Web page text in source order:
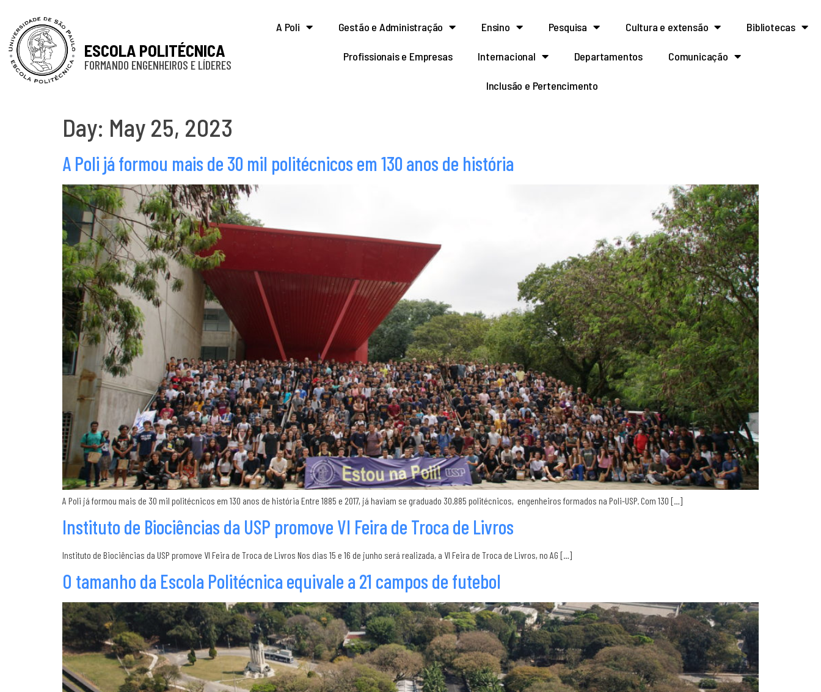
ESCOLA POLITÉCNICA
FORMANDO ENGENHEIROS E LÍDERES
A Poli Gestão e Administração Ensino Pesquisa Cultura e extensão Bibliotecas
Profissionais e Empresas Internacional Departamentos Comunicação
Inclusão e Pertencimento
Day: May 25, 2023
A Poli já formou mais de 30 mil politécnicos em 130 anos de história
A Poli já formou mais de 30 mil politécnicos em 130 anos de história Entre 1885 e 2017, já haviam se graduado 30.885 politécnicos, engenheiros formados na Poli-USP. Com 130 […]
Instituto de Biociências da USP promove VI Feira de Troca de Livros
Instituto de Biociências da USP promove VI Feira de Troca de Livros Nos dias 15 e 16 de junho será realizada, a VI Feira de Troca de Livros, no AG […]
O tamanho da Escola Politécnica equivale a 21 campos de futebol